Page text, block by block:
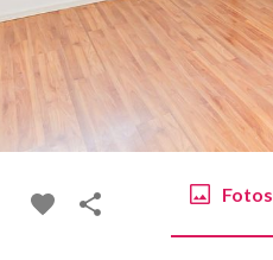
Fotos